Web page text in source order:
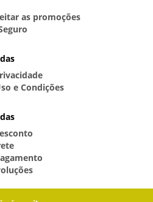
as promoções
e Condições